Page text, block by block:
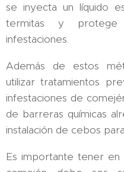
se inyecta un líquido
termitas y
infestaciones.
Además de estos
utilizar tratamientos
infestaciones de
de barreras químicas
instalación de cebos
Es importante tener en